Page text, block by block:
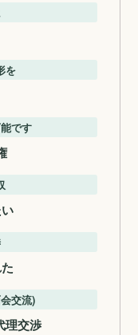
を
です
交流)
理交渉